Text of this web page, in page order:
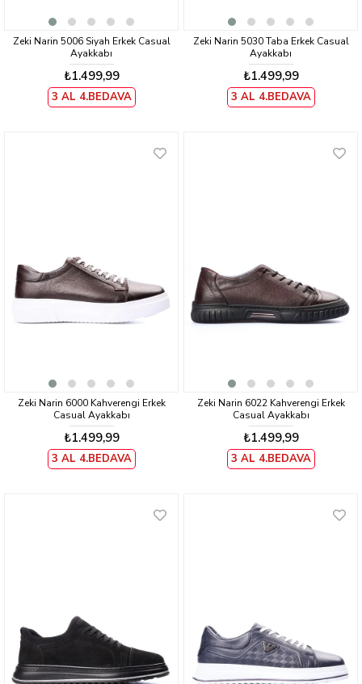
Zeki Narin 5006 Siyah Erkek Casual
Ayakkabı
₺1.499,99
3 AL 4.BEDAVA
Zeki Narin 5030 Taba Erkek Casual
Ayakkabı
₺1.499,99
3 AL 4.BEDAVA
Zeki Narin 6000 Kahverengi Erkek
Casual Ayakkabı
₺1.499,99
3 AL 4.BEDAVA
Zeki Narin 6022 Kahverengi Erkek
Casual Ayakkabı
₺1.499,99
3 AL 4.BEDAVA